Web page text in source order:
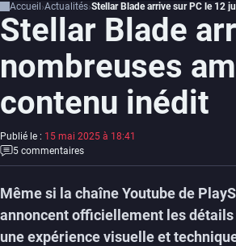
Accueil Actualités Stellar Blade arrive sur PC le 12
Stellar Blade
nombreuses
contenu inédit
Publié le : 15 mai 2025 à 18:41
5 commentaires
Même si la chaîne Youtube de
annoncent officiellement les
une expérience visuelle et